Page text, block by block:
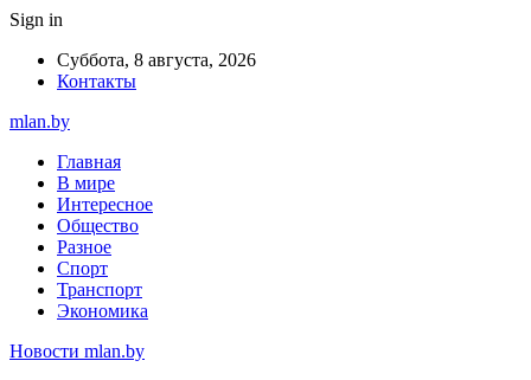
Sign in
Суббота, 8 августа, 2026
Контакты
mlan.by
Главная
В мире
Интересное
Общество
Разное
Спорт
Транспорт
Экономика
Новости mlan.by